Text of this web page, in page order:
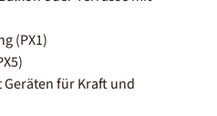
(PX1)
für Kraft und